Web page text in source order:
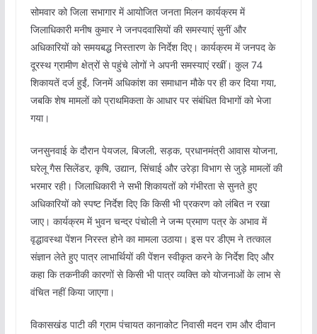
सोमवार को जिला सभागार में आयोजित जनता मिलन कार्यक्रम में
जिलाधिकारी मनीष कुमार ने जनपदवासियों की समस्याएं सुनीं और
अधिकारियों को समयबद्ध निस्तारण के निर्देश दिए। कार्यक्रम में जनपद के
दूरस्थ ग्रामीण क्षेत्रों से पहुंचे लोगों ने अपनी समस्याएं रखीं। कुल 74
शिकायतें दर्ज हुईं, जिनमें अधिकांश का समाधान मौके पर ही कर दिया गया,
जबकि शेष मामलों को प्राथमिकता के आधार पर संबंधित विभागों को भेजा
गया।
जनसुनवाई के दौरान पेयजल, बिजली, सड़क, प्रधानमंत्री आवास योजना,
घरेलू गैस सिलेंडर, कृषि, उद्यान, सिंचाई और उरेड़ा विभाग से जुड़े मामलों की
भरमार रही। जिलाधिकारी ने सभी शिकायतों को गंभीरता से सुनते हुए
अधिकारियों को स्पष्ट निर्देश दिए कि किसी भी प्रकरण को लंबित न रखा
जाए। कार्यक्रम में भुवन चन्द्र पंचोली ने जन्म प्रमाण पत्र के अभाव में
वृद्धावस्था पेंशन निरस्त होने का मामला उठाया। इस पर डीएम ने तत्काल
संज्ञान लेते हुए पात्र लाभार्थियों की पेंशन स्वीकृत करने के निर्देश दिए और
कहा कि तकनीकी कारणों से किसी भी पात्र व्यक्ति को योजनाओं के लाभ से
वंचित नहीं किया जाएगा।
विकासखंड पाटी की ग्राम पंचायत कानाकोट निवासी मदन राम और दीवान